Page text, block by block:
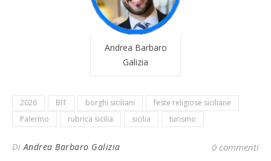
Andrea Barbaro
Galizia
2026 BIT borghi siciliani
feste religiose siciliane
Palermo
rubrica sicilia sicilia turismo
DiAndrea Barbaro Galizia 0 commenti